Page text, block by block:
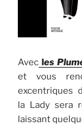
Avec les
et vous
excentriques
la Lady sera
laissant